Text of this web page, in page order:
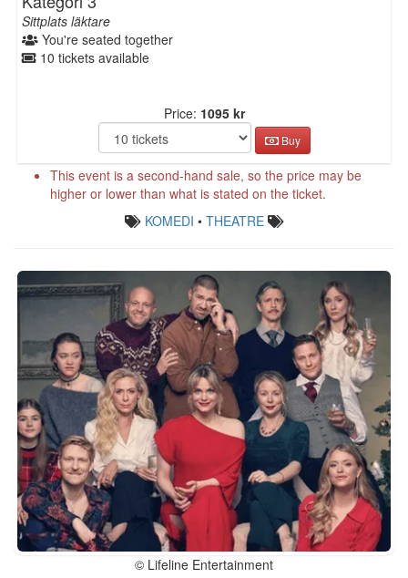
Sittplats läktare
You're seated together
10 tickets available
Price: 1095 kr
Buy
This event is a second-hand sale, so the price may be
higher or lower than what is stated on the ticket.
KOMEDI • THEATRE
© Lifeline Entertainment